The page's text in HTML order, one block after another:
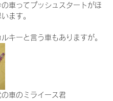
車ってプッシュスタートがほ
ます。
キーと言う車もありますが。
の車のミライース君